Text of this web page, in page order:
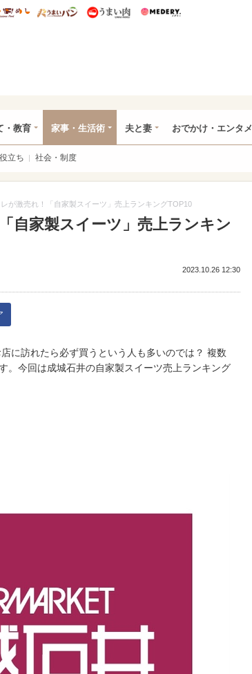
ィズニー特集
うまいめし うまいパン うまい肉
・教育 家事・生活術 夫と妻 おでかけ・エンタメ
立ち 社会・制度
レが激売れ！「自家製スイーツ」売上ランキングTOP10
自家製スイーツ」売上ランキン
2023.10.26 12:30
に訪れたら必ず買うという人も多いのでは？ 複数
。今回は成城石井の自家製スイーツ売上ランキング